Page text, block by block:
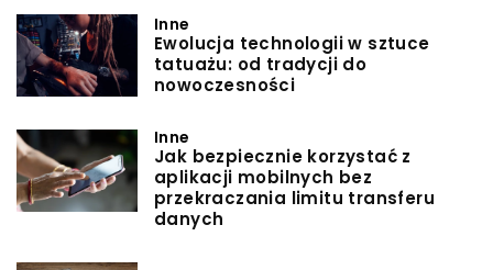
Inne
Ewolucja technologii w sztuce
tatuażu: od tradycji do
nowoczesności
Inne
Jak bezpiecznie korzystać z
aplikacji mobilnych bez
przekraczania limitu transferu
danych